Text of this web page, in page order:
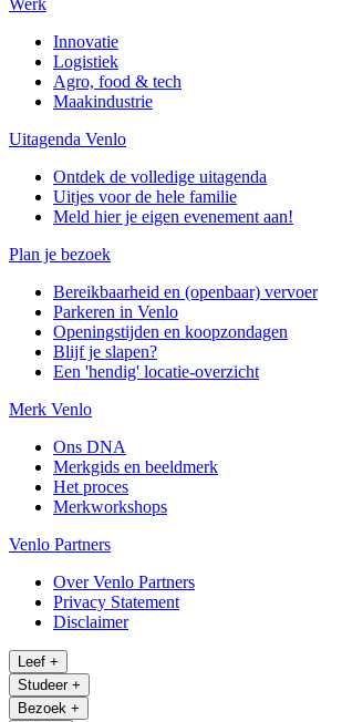
Werk
Innovatie
Logistiek
Agro, food & tech
Maakindustrie
Uitagenda Venlo
Ontdek de volledige uitagenda
Uitjes voor de hele familie
Meld hier je eigen evenement aan!
Plan je bezoek
Bereikbaarheid en (openbaar) vervoer
Parkeren in Venlo
Openingstijden en koopzondagen
Blijf je slapen?
Een 'hendig' locatie-overzicht
Merk Venlo
Ons DNA
Merkgids en beeldmerk
Het proces
Merkworkshops
Venlo Partners
Over Venlo Partners
Privacy Statement
Disclaimer
Leef +
Studeer +
Bezoek +